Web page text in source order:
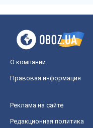
О компании
Правовая информация
Реклама на сайте
Редакционная политика